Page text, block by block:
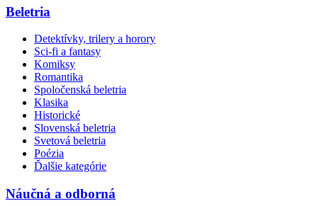
Beletria
Detektívky, trilery a horory
Sci-fi a fantasy
Komiksy
Romantika
Spoločenská beletria
Klasika
Historické
Slovenská beletria
Svetová beletria
Poézia
Ďalšie kategórie
Náučná a odborná